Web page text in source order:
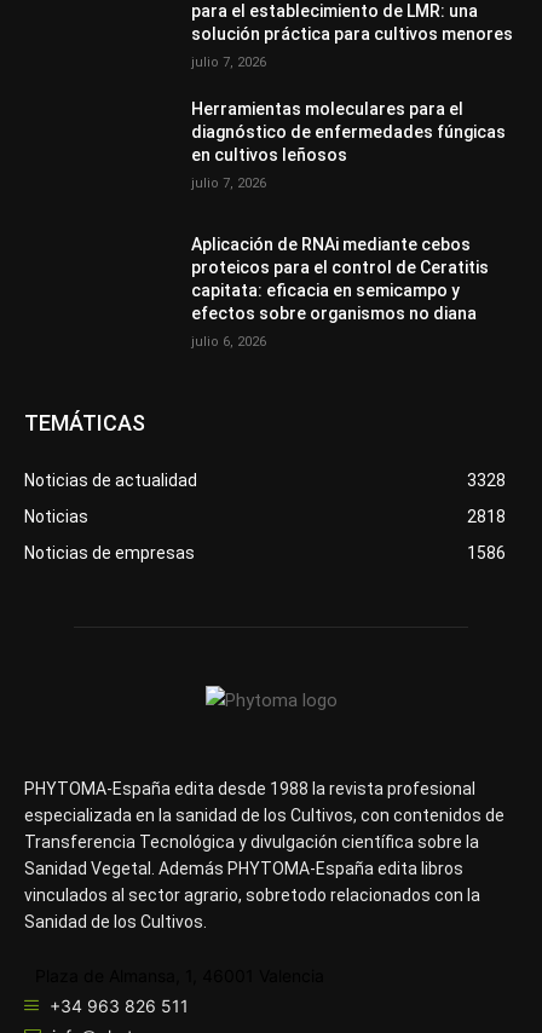
para el establecimiento de LMR: una
solución práctica para cultivos menores
julio 7, 2026
Herramientas moleculares para el
diagnóstico de enfermedades fúngicas
en cultivos leñosos
julio 7, 2026
Aplicación de RNAi mediante cebos
proteicos para el control de Ceratitis
capitata: eficacia en semicampo y
efectos sobre organismos no diana
julio 6, 2026
TEMÁTICAS
Noticias de actualidad
3328
Noticias
2818
Noticias de empresas
1586
PHYTOMA-España edita desde 1988 la revista profesional
especializada en la sanidad de los Cultivos, con contenidos de
Transferencia Tecnológica y divulgación científica sobre la
Sanidad Vegetal. Además PHYTOMA-España edita libros
vinculados al sector agrario, sobretodo relacionados con la
Sanidad de los Cultivos.
+34 963 826 511